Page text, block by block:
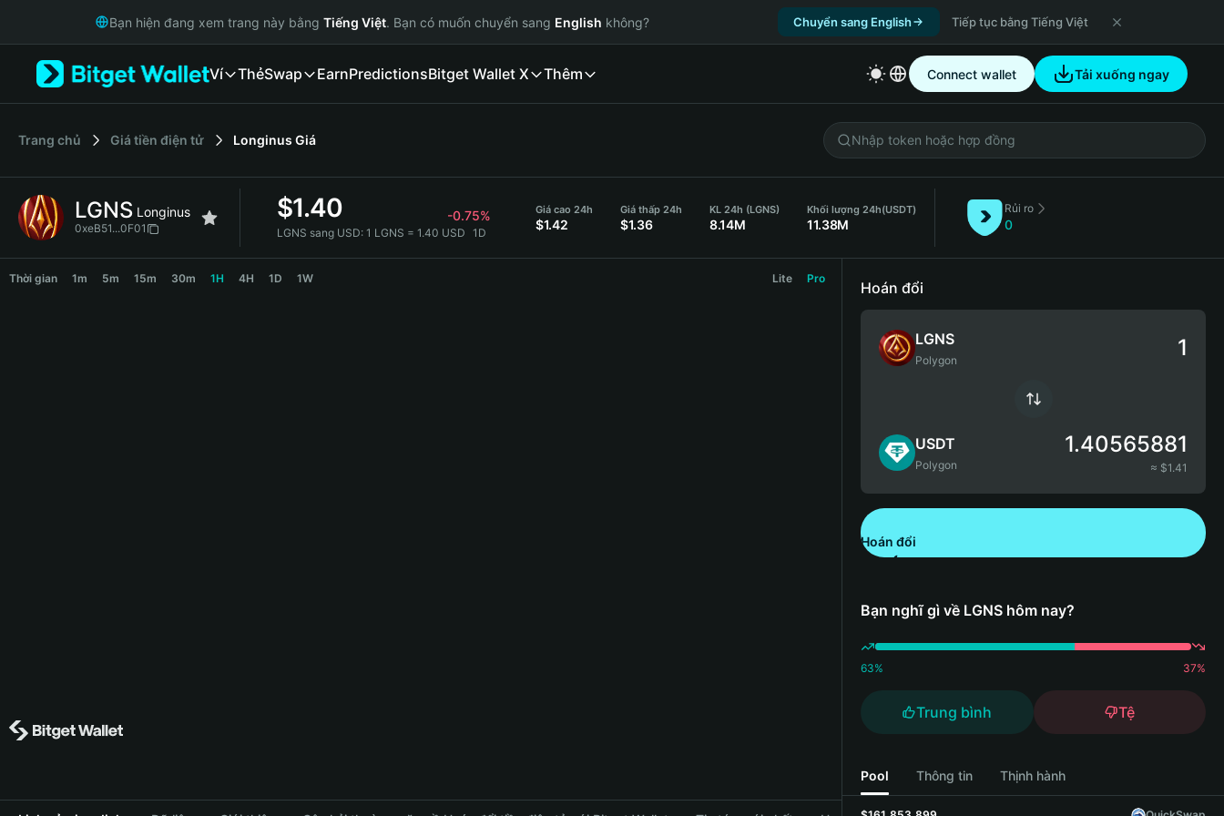
Русский
Italiano
简体中文
繁體中文
Bahasa Indonesia
Bạn hiện đang xem trang này bằng Tiếng Việt. Bạn có muốn chuyển sang English không? Chuyển sang English Tiếp tục bằng Tiếng Việt
Ví ThẻSwap EarnPredictionsBitget Wallet X Thêm Connect wallet Tải xuống ngay
‌Trang chủ Giá tiền điện tử Longinus Giá
LGNS Longinus
0xeB51...0F01
$1.40 -0.75%
LGNS sang USD: 1 LGNS = 1.40 USD 1D
Giá cao 24h
$1.42
Giá thấp 24h
$1.36
KL 24h (LGNS)
8.14M
Khối lượng 24h(USDT)
11.38M
Rủi ro
0
LGNS Price Chart
Thời gian 1m 5m 15m 30m 1H 4H 1D 1W Lite Pro
Hoán đổi
LGNS
Polygon
USDT
Polygon
1.40565881
≈ $1.41
Hoán đổi
Bạn nghĩ gì về LGNS hôm nay?
63% 37%
Trung bình Tệ
Pool Thông tin Thịnh hành